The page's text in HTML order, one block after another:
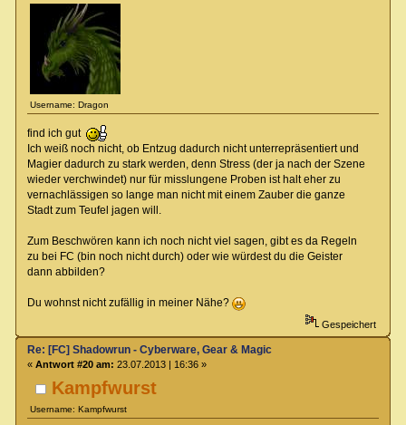
Username: Dragon
find ich gut
Ich weiß noch nicht, ob Entzug dadurch nicht unterrepräsentiert und
Magier dadurch zu stark werden, denn Stress (der ja nach der Szene
wieder verchwindet) nur für misslungene Proben ist halt eher zu
vernachlässigen so lange man nicht mit einem Zauber die ganze
Stadt zum Teufel jagen will.
Zum Beschwören kann ich noch nicht viel sagen, gibt es da Regeln
zu bei FC (bin noch nicht durch) oder wie würdest du die Geister
dann abbilden?
Du wohnst nicht zufällig in meiner Nähe?
Gespeichert
Kampfwurst
Username: Kampfwurst
Re: [FC] Shadowrun - Cyberware, Gear & Magic
« Antwort #20 am: 23.07.2013 | 16:36 »